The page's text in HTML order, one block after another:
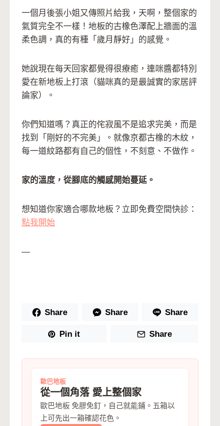
一個月後張小姐又傳照片給我，天啊，整個家的
氣質完全不一樣！地板的古橡色澤配上牆面的溫
柔色調，真的有種「歲月靜好」的感覺。
她說現在每天回家都覺得很療癒，連咪醬都特別
愛在新地板上打滾（貓咪真的是最誠實的家居評
論家）。
你們知道嗎？真正的侘寂風不是追求完美，而是
找到「剛好的不完美」。就像京都古橡的木紋，
每一道紋路都有自己的個性，不刻意、不做作。
家的溫度，從腳底的觸感開始蔓延。
想知道你家適合哪款地板？立即免費空間快診：
點我開始
—
Share Share Share
Pin it Share
歐巴地板
從一個角落 愛上整個家
歐巴地板 免膠免釘，自己就能鋪。五箱以
上可先出一箱確認花色。